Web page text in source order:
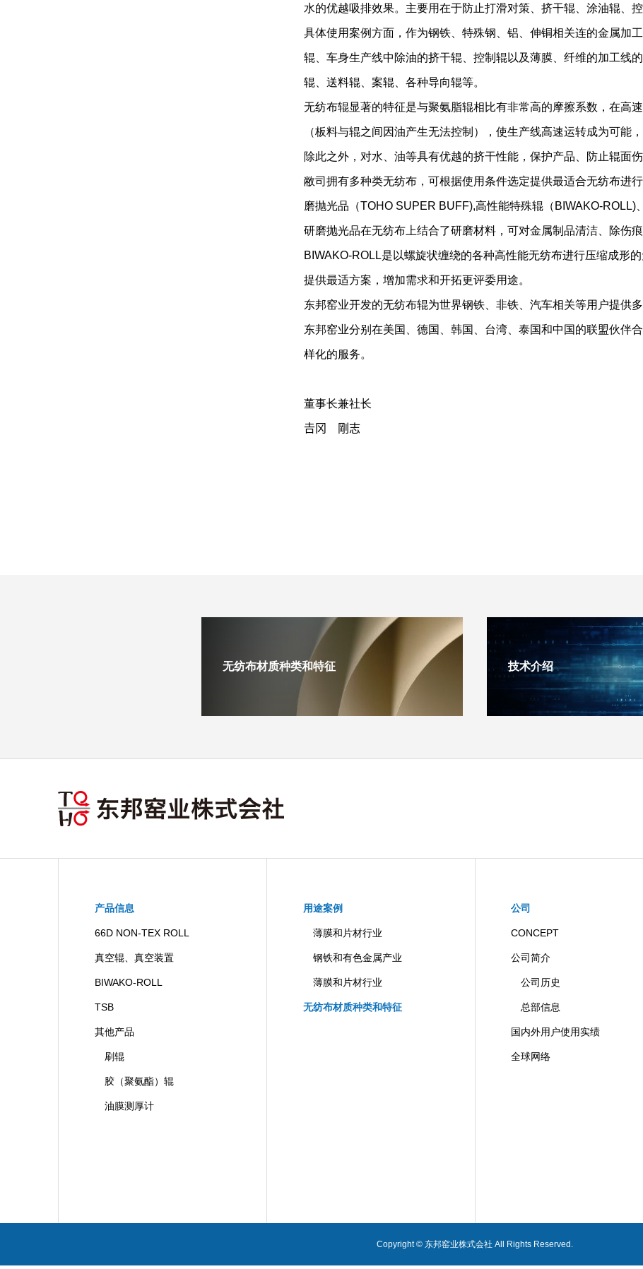
水的优越吸排效果。主要用在于防止打滑对策、挤干辊、涂油辊、控
具体使用案例方面，作为钢铁、特殊钢、铝、伸铜相关连的金属加
辊、车身生产线中除油的挤干辊、控制辊以及薄膜、纤维的加工线
辊、送料辊、案辊、各种导向辊等。
无纺布辊显著的特征是与聚氨脂辊相比有非常高的摩擦系数，在高
（板料与辊之间因油产生无法控制），使生产线高速运转成为可能
除此之外，对水、油等具有优越的挤干性能，保护产品、防止辊面伤
敝司拥有多种类无纺布，可根据使用条件选定提供最适合无纺布进
磨抛光品（TOHO SUPER BUFF),高性能特殊辊（BIWAKO-ROLL)
研磨抛光品在无纺布上结合了研磨材料，可对金属制品清洁、除伤
BIWAKO-ROLL是以螺旋状缠绕的各种高性能无纺布进行压缩成形
提供最适方案，增加需求和开拓更评委用途。
东邦窑业开发的无纺布辊为世界钢铁、非铁、汽车相关等用户提供多
东邦窑业分别在美国、德国、韩国、台湾、泰国和中国的联盟伙伴
样化的服务。
董事长兼社长
𠮷冈 剛志
无纺布材质种类和特征 技术介绍
产品信息
66D NON-TEX ROLL
真空辊、真空装置
BIWAKO-ROLL
TSB
其他产品
刷辊
胶（聚氨酯）辊
油膜测厚计
用途案例
薄膜和片材行业
钢铁和有色金属产业
薄膜和片材行业
无纺布材质种类和特征
公司
CONCEPT
公司简介
公司历史
总部信息
国内外用户使用实绩
全球网络
Copyright © 东邦窑业株式会社 All Rights Reserved.